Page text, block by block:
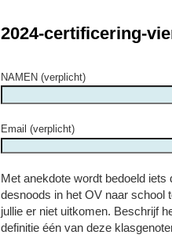
2024-certificering-
NAMEN (verplicht)
Email (verplicht)
Met anekdote wordt bedoeld
desnoods in het OV naar school
jullie er niet uitkomen. Beschrijf
definitie één van deze